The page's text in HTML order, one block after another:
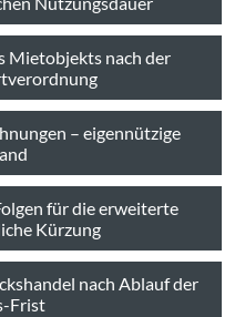
Mietobjekts nach der
– eigennützige
für die erweiterte
Kürzung
nach Ablauf der
Frist